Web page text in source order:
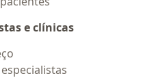
e clínicas